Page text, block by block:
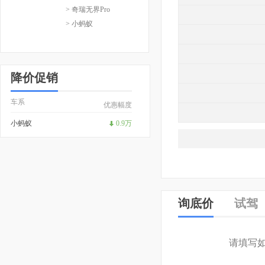
> 奇瑞无界Pro
> 小蚂蚁
降价促销
车系 优惠幅度
小蚂蚁 0.9万
询底价 试驾
请填写